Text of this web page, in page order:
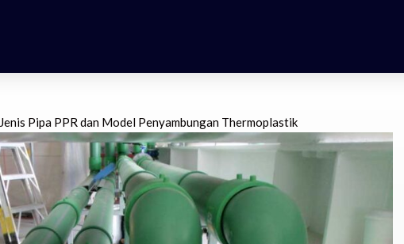
Jenis Pipa PPR dan Model Penyambungan Thermoplastik